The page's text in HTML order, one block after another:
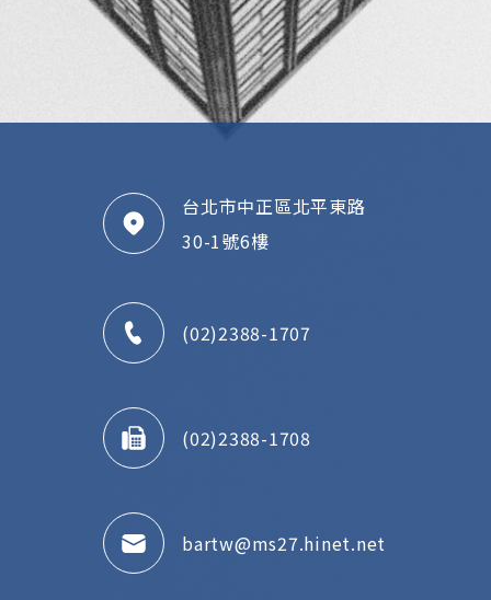
台北市中正區北平東路
30-1號6樓
(02)2388-1707
(02)2388-1708
bartw@ms27.hinet.net